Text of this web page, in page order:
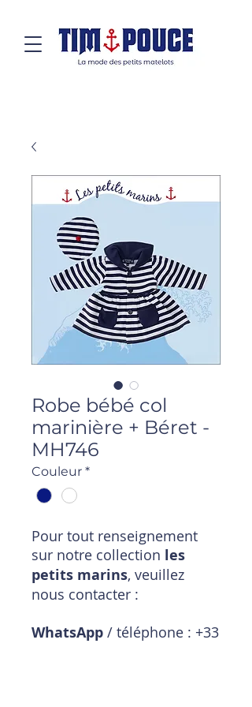
Robe bébé col
marinière + Béret -
MH746
Couleur *
Pour tout renseignement
sur notre collection les
petits marins, veuillez
nous contacter :
WhatsApp / téléphone : +33